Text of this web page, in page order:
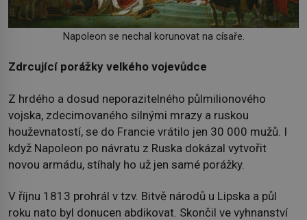
Napoleon se nechal korunovat na císaře.
Zdrcující porážky velkého vojevůdce
Z hrdého a dosud neporazitelného půlmilionového
vojska, zdecimovaného silnými mrazy a ruskou
houževnatostí, se do Francie vrátilo jen 30 000 mužů. I
když Napoleon po návratu z Ruska dokázal vytvořit
novou armádu, stíhaly ho už jen samé porážky.
V říjnu 1813 prohrál v tzv. Bitvě národů u Lipska a půl
roku nato byl donucen abdikovat. Skončil ve vyhnanství